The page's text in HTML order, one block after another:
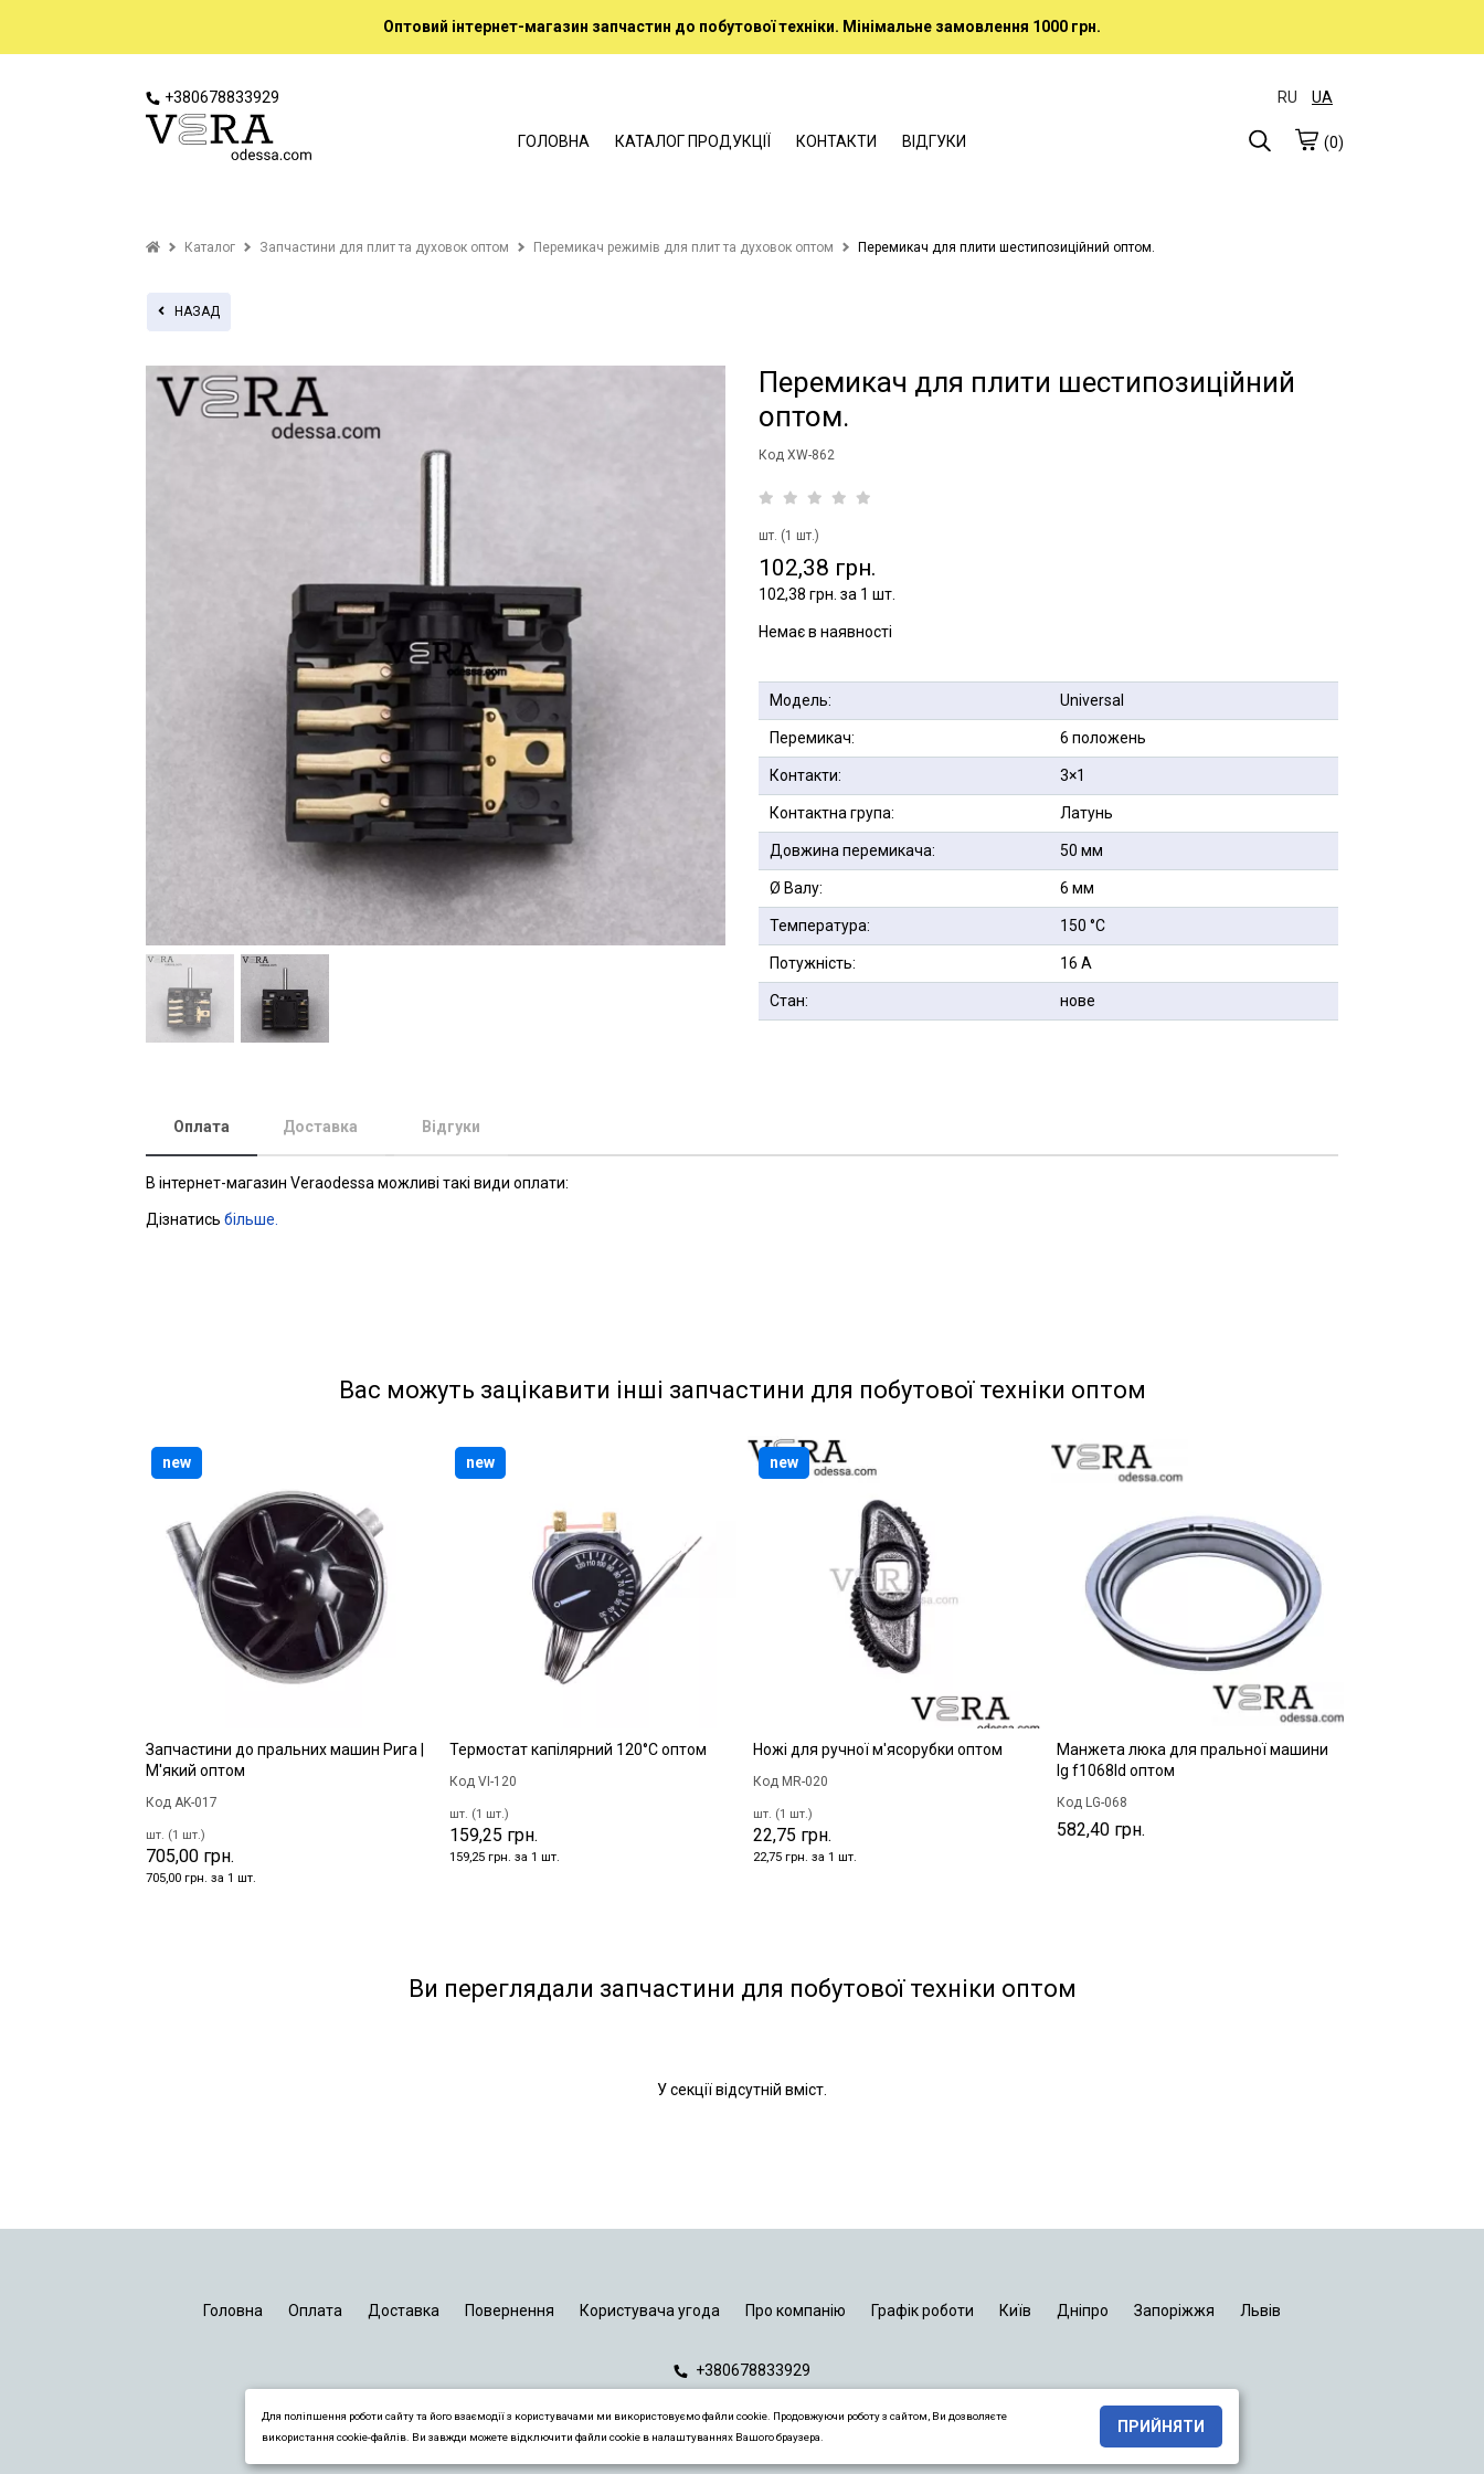
Оптовий інтернет-магазин запчастин до побутової техніки. Мінімальне замовлення 1000 грн.
+380678833929 RU UA
ГОЛОВНА КАТАЛОГ ПРОДУКЦІЇ КОНТАКТИ ВІДГУКИ (0)
Каталог Запчастини для плит та духовок оптом Перемикач режимів для плит та духовок оптом Перемикач для плити шестипозиційний оптом.
НАЗАД
Перемикач для плити шестипозиційний
оптом.
Код XW-862
шт. (1 шт.)
102,38 грн.
102,38 грн. за 1 шт.
Немає в наявності
Модель: Universal
Перемикач: 6 положень
Контакти: 3×1
Контактна група: Латунь
Довжина перемикача: 50 мм
Ø Валу: 6 мм
Температура: 150 °С
Потужність: 16 А
Стан: нове
Оплата Доставка Відгуки
В інтернет-магазин Veraodessa можливі такі види оплати:
Дізнатись більше.
Вас можуть зацікавити інші запчастини для побутової техніки оптом
Запчастини до пральних машин Рига |
М'який оптом
Код AK-017
шт. (1 шт.)
705,00 грн.
705,00 грн. за 1 шт.
new
Термостат капілярний 120°С оптом
Код VI-120
шт. (1 шт.)
159,25 грн.
159,25 грн. за 1 шт.
new
Ножі для ручної м'ясорубки оптом
Код MR-020
шт. (1 шт.)
22,75 грн.
22,75 грн. за 1 шт.
new
Манжета люка для пральної машини
lg f1068ld оптом
Код LG-068
582,40 грн.
Ви переглядали запчастини для побутової техніки оптом
У секції відсутній вміст.
Головна Оплата Доставка Повернення Користувача угода Про компанію Графік роботи Київ Дніпро Запоріжжя Львів
+380678833929
Для поліпшення роботи сайту та його взаємодії з користувачами ми використовуємо файли cookie. Продовжуючи роботу з сайтом, Ви дозволяєте
використання cookie-файлів. Ви завжди можете відключити файли cookie в налаштуваннях Вашого браузера.
ПРИЙНЯТИ